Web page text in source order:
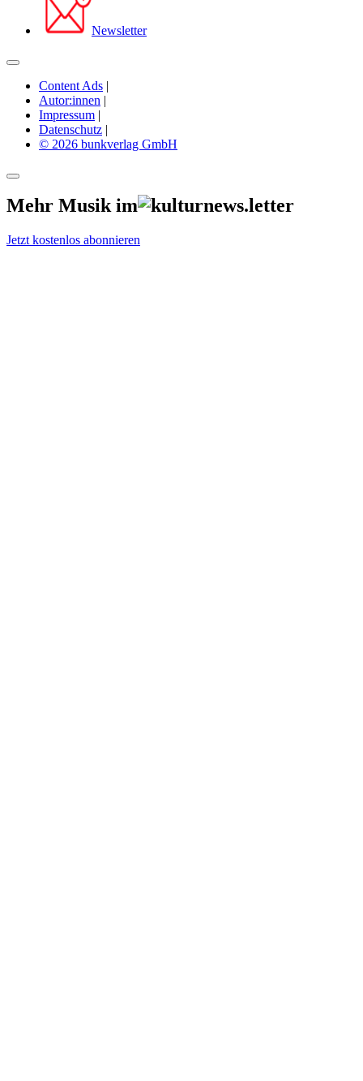
Newsletter
Content Ads |
Autor:innen |
Impressum |
Datenschutz |
© 2026 bunkverlag GmbH
Mehr Musik im
Jetzt kostenlos abonnieren